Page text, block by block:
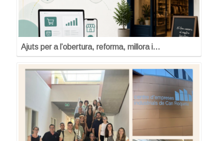
Ajuts per a l’obertura, reforma, millora i…